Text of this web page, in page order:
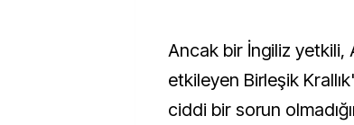
Ancak bir İngiliz yetkili,
etkileyen Birleşik
ciddi bir sorun